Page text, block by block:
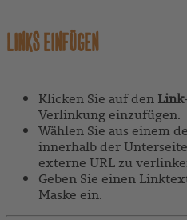
LINKS EINFÜGEN
Klicken Sie auf den Link
Verlinkung einzufügen.
Wählen Sie aus einem
innerhalb der
externe URL zu
Geben Sie einen
Maske ein.